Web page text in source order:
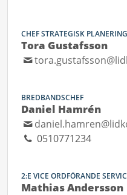
CHEF STRATEGISK
Tora Gustafsson
BREDBANDSCHEF
Daniel Hamrén
0510771234
2:E VICE ORDFÖRANDE
Mathias Andersson